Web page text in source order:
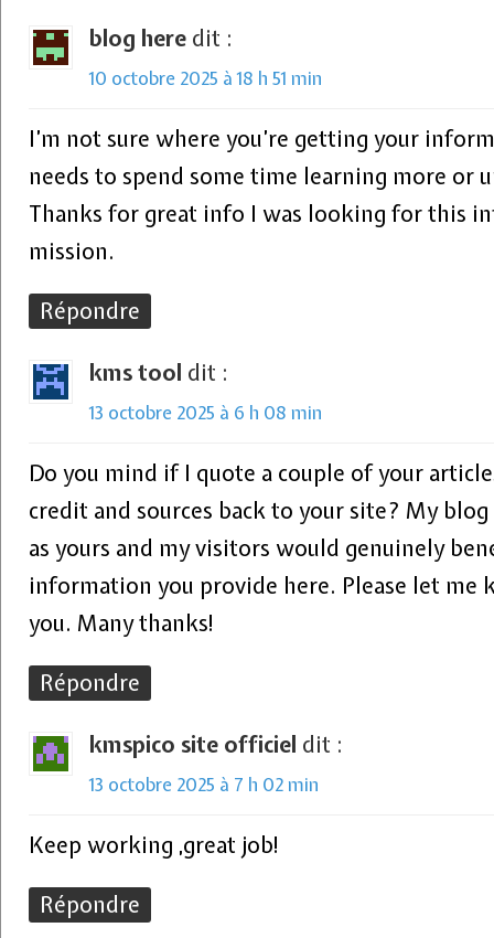
blog here dit :
10 octobre 2025 à 18 h 51 min
I’m not sure where you’re getting your
needs to spend some time learning more or
Thanks for great info I was looking for this
mission.
Répondre
kms tool dit :
13 octobre 2025 à 6 h 08 min
Do you mind if I quote a couple of your
credit and sources back to your site? My
as yours and my visitors would genuinely
information you provide here. Please let
you. Many thanks!
Répondre
kmspico site officiel dit :
13 octobre 2025 à 7 h 02 min
Keep working ,great job!
Répondre